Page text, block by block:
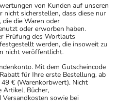
von Kunden auf unseren
sicherstellen, dass diese nur
die Waren oder
oder erworben haben.
Prüfung des Wortlauts
werden, die insoweit zu
nicht veröffentlicht.
Mit dem Gutscheincode
für Ihre erste Bestellung, ab
€ (Warenkorbwert). Nicht
Artikel, Bücher,
sowie bei